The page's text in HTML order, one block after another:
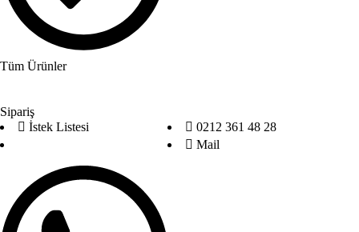
Tüm Ürünler
Sipariş
İstek Listesi
0212 361 48 28
Mail